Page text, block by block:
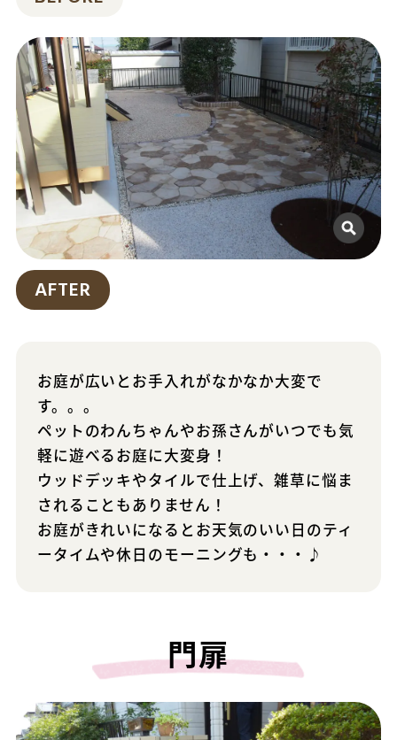
AFTER
お庭が広いとお手入れがなかなか大変で
す。。。
ペットのわんちゃんやお孫さんがいつでも気
軽に遊べるお庭に大変身！
ウッドデッキやタイルで仕上げ、雑草に悩ま
されることもありません！
お庭がきれいになるとお天気のいい日のティ
ータイムや休日のモーニングも・・・♪
門扉